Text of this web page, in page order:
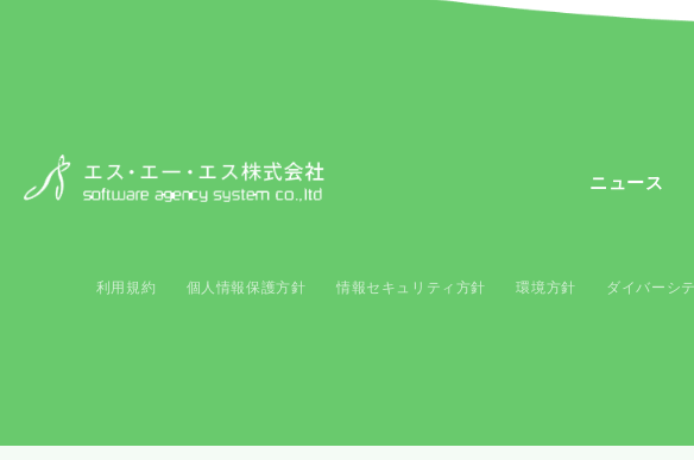
ニュース
利用規約 個人情報保護方針 情報セキュリティ方針 環境方針 ダイバーシ